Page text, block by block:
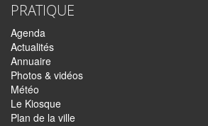
PRATIQUE
Agenda
Actualités
Annuaire
Photos & vidéos
Météo
Le Kiosque
Plan de la ville